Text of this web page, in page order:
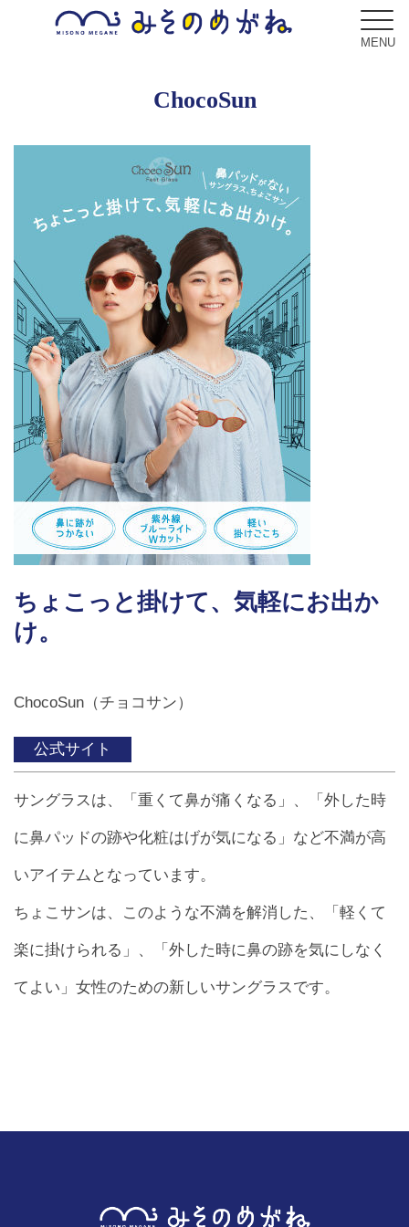
MENU
コンセプト
サービス
Service
フレーム
Frame
レンズ
Lens
キッズ
Kids
Sun Glasses
Access
よくあるご質問
お問合せ
CONTACT
ChocoSun
ちょこっと掛けて、気軽にお出か
け。
ChocoSun（チョコサン）
公式サイト
サングラスは、「重くて鼻が痛くなる」、「外した時
に鼻パッドの跡や化粧はげが気になる」など不満が高
いアイテムとなっています。
ちょこサンは、このような不満を解消した、「軽くて
楽に掛けられる」、「外した時に鼻の跡を気にしなく
てよい」女性のための新しいサングラスです。